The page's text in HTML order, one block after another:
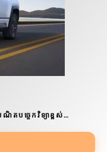
បច្ចេកវិទ្យាខ្ពស់…